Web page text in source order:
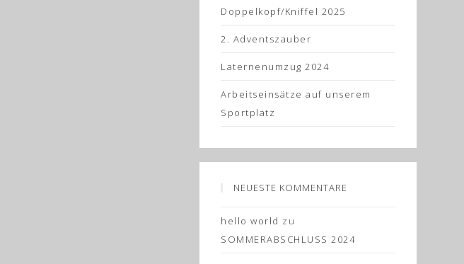
Doppelkopf/Kniffel 2025
2. Adventszauber
Laternenumzug 2024
Arbeitseinsätze auf unserem
Sportplatz
NEUESTE KOMMENTARE
hello world zu
SOMMERABSCHLUSS 2024